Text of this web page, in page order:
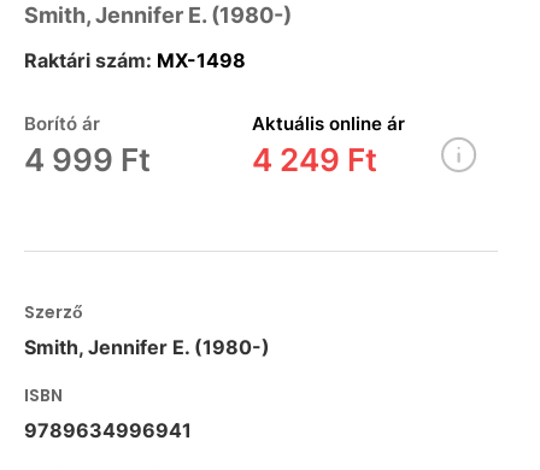
Smith, Jennifer E. (1980-)
Raktári szám: MX-1498
Borító ár
4 999 Ft
Aktuális online ár
4 249 Ft
Szerző
Smith, Jennifer E. (1980-)
ISBN
9789634996941